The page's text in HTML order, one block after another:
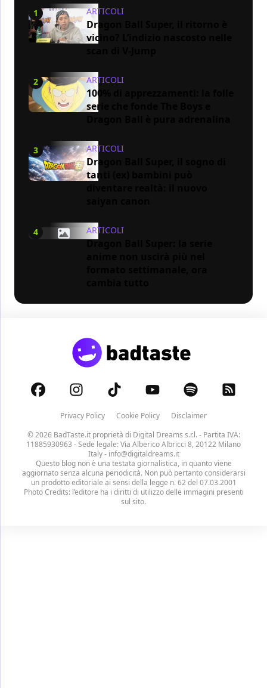
1 ARTICOLI
Dragon Ball Super, il ritorno è
vicino? L’indizio nascosto nelle
2 ARTICOLI
100% di apprezzamenti: la folle
serie che fonde The Boys e
3 ARTICOLI
Dragon Ball Super, il sogno di
tanti (ex) bambini può
4 ARTICOLI
Dragon Ball Super: la serie
Privacy Policy Cookie Policy
Disclaimer
© 2026 BadTaste.it proprietà di Digital Dreams s.r.l.- Partita IVA:
11885930963 - Sede legale: Via Alberico Albricci 8, 20122 Milano
Italy - info@digitaldreams.it
Questo blog non è una testata giornalistica, in quanto viene
aggiornato senza alcuna periodicità. Non può pertanto considerarsi
un prodotto editoriale ai sensi della legge n. 62 del 07.03.2001
Photo Credits: l’editore ha i diritti di utilizzo delle immagini presenti
sul sito.